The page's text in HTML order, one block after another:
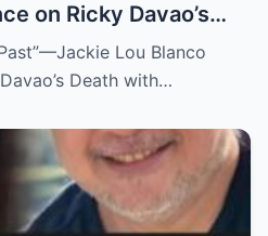
on Ricky Davao’s
Farewell Lou Blanco
Death with…